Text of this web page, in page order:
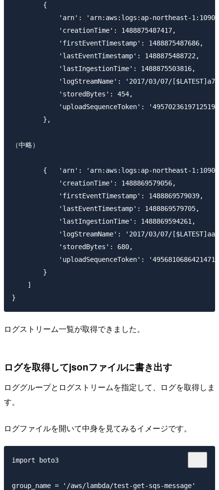
        {
'arn': 'arn:aws:logs:ap-northeast-
            'creationTime': 1488875487417,
            'firstEventTimestamp': 1488875487686,
            'lastEventTimestamp': 1488875488722,
            'lastIngestionTime': 1488875503816,
'logStreamName': '2017/03/07/
            'storedBytes': 454,
'uploadSequenceToken':
        },
（中略）
{   'arn': 'arn:aws:logs:ap-northeast-
            'creationTime': 1488869579056,
            'firstEventTimestamp': 1488869579039,
            'lastEventTimestamp': 1488869579705,
            'lastIngestionTime': 1488869594261,
'logStreamName': '2017/03/07/
            'storedBytes': 680,
'uploadSequenceToken':
        }
    ]
ログストリーム一覧が取得できました。
ログを取得してjsonファイルに書き出す
ロググループとログストリームを指定して、ログを取得しま
す。
ログファイルを開いて中身を見てみるイメージです。
import boto3
group_name = '/aws/lambda/test-get-sqs-message'